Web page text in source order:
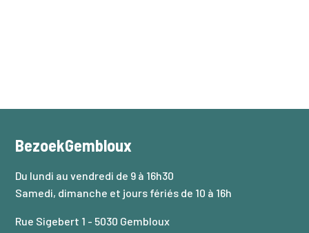
BezoekGembloux
Du lundi au vendredi de 9 à 16h30
Samedi, dimanche et jours fériés de 10 à 16h
Rue Sigebert 1 - 5030 Gembloux